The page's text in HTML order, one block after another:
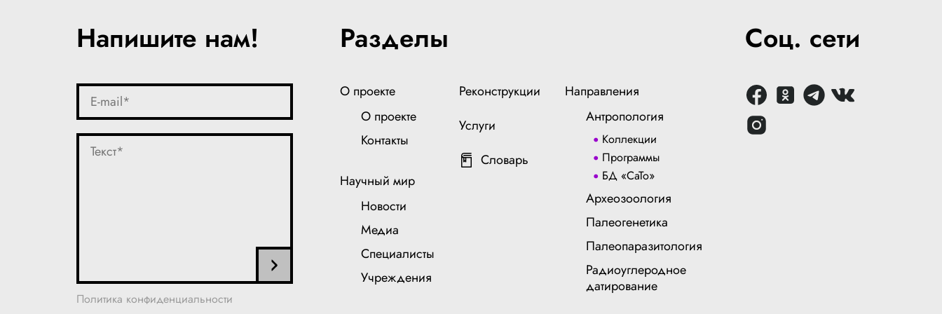
Напишите нам!
Политика конфиденциальности
Разделы
О проекте
О проекте
Контакты
Научный мир
Новости
Медиа
Специалисты
Учреждения
Реконструкции
Услуги
Словарь
Направления
Антропология
Коллекции
Программы
БД «СаТо»
Археозоология
Палеогенетика
Палеопаразитология
Радиоуглеродное
датирование
Соц. сети